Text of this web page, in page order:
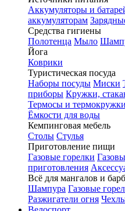
Аккумуляторы и
аккумуляторам
Средства гигиены
Полотенца Мыло
Йога
Коврики
Туристическая посуда
Наборы посуды Миски
приборы Кружки,
Термосы и термокружки
Ёмкости для воды
Кемпинговая мебель
Столы Стулья
Приготовление пищи
Газовые горелки
приготовления
Всё для мангалов и
Шампура Газовые
Разжигатели огня